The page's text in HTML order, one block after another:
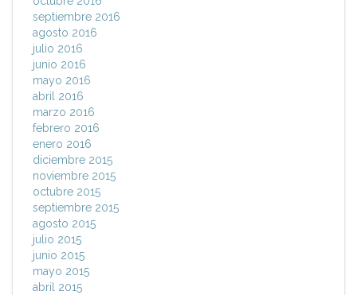
septiembre 2016
agosto 2016
julio 2016
junio 2016
mayo 2016
abril 2016
marzo 2016
febrero 2016
enero 2016
diciembre 2015
noviembre 2015
octubre 2015
septiembre 2015
agosto 2015
julio 2015
junio 2015
mayo 2015
abril 2015